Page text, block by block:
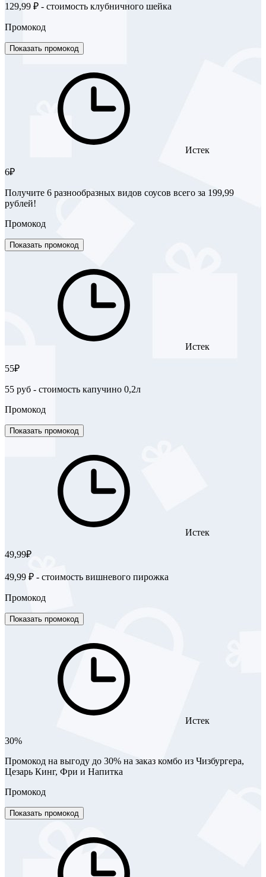
129,99 ₽ - стоимость клубничного шейка
Промокод
Показать промокод
Истек
6₽
Получите 6 разнообразных видов соусов всего за 199,99
рублей!
Промокод
Показать промокод
Истек
55₽
55 руб - стоимость капучино 0,2л
Промокод
Показать промокод
Истек
49,99₽
49,99 ₽ - стоимость вишневого пирожка
Промокод
Показать промокод
Истек
30%
Промокод на выгоду до 30% на заказ комбо из Чизбургера,
Цезарь Кинг, Фри и Напитка
Промокод
Показать промокод